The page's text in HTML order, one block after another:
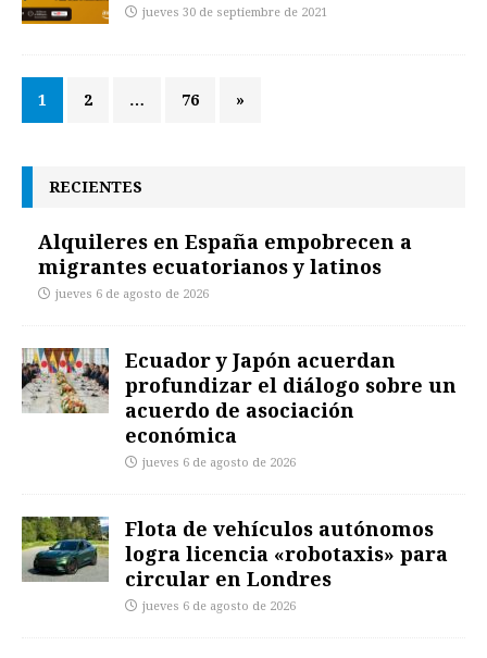
jueves 30 de septiembre de 2021
1 2 … 76 »
RECIENTES
Alquileres en España empobrecen a
migrantes ecuatorianos y latinos
jueves 6 de agosto de 2026
Ecuador y Japón acuerdan
profundizar el diálogo sobre un
acuerdo de asociación
económica
jueves 6 de agosto de 2026
Flota de vehículos autónomos
logra licencia «robotaxis» para
circular en Londres
jueves 6 de agosto de 2026